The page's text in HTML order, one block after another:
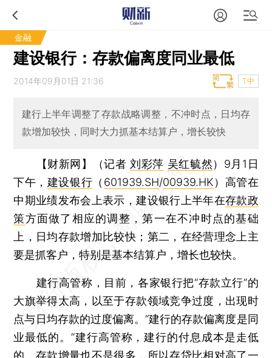
金融
建设银行：存款偏离度同业最低
2014年09月01日 21:36 T中
建行上半年调整了存款战略调整，不冲时点，日均存
款增加较快，同时大力抓基本结算户，增长较快
【财新网】（记者刘彩萍 吴红毓然） 9月1日
下午， 建设银行 （ 601939.SH/00939.HK）高管在
中期业绩发布会上表示，建设银行上半年在存款政
策方面做了相应的调整，第一在不冲时点的基础
上，日均存款增加比较快；第二，在经营理念上主
要是抓客户，特别是基本结算户，增长也较快。
建行高管称，目前，各家银行把“存款立行”的
大旗举得太高，以至于存款领域竞争过度，出现时
点与日均存款的过度偏离。“建行的存款偏离度是同
业最低的。”建行高管称，建行的付息成本是走低
的，存款增量也不是很多，所以存贷比相对高了一